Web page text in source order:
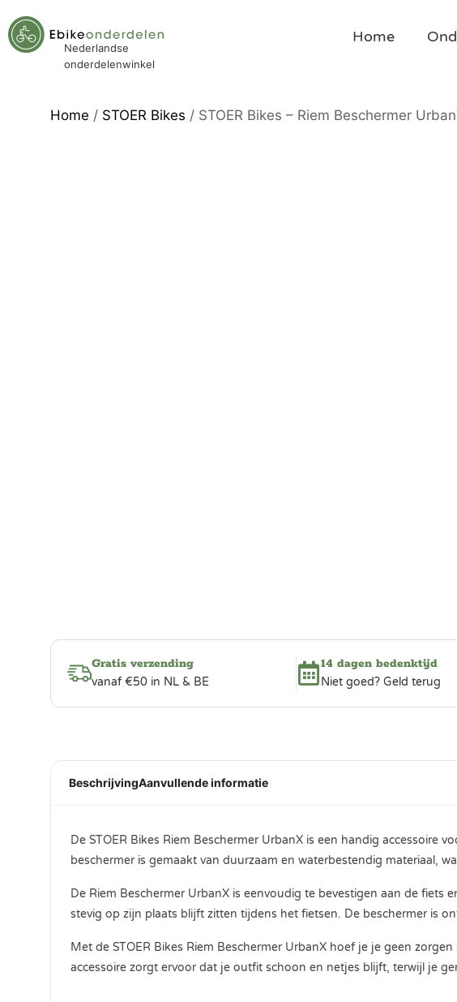
Nederlandse
onderdelenwinkel
Home
Home / STOER Bikes / STOER Bikes – Riem Beschermer
Gratis verzending
vanaf €50 in NL & BE
14 dagen bedenktijd
Niet goed? Geld terug
BeschrijvingAanvullende informatie
De STOER Bikes Riem Beschermer UrbanX is een handig
beschermer is gemaakt van duurzaam en waterbestendig materiaal,
De Riem Beschermer UrbanX is eenvoudig te bevestigen aan de
stevig op zijn plaats blijft zitten tijdens het fietsen. De beschermer is
Met de STOER Bikes Riem Beschermer UrbanX hoef je je geen
accessoire zorgt ervoor dat je outfit schoon en netjes blijft, terwijl je